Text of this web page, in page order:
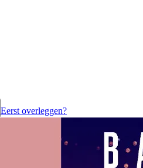
Eerst overleggen?